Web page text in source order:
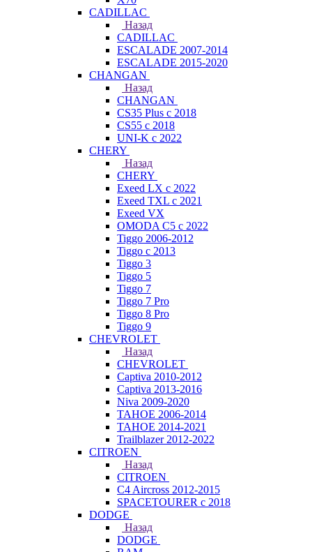
CADILLAC
Назад
CADILLAC
ESCALADE 2007-2014
ESCALADE 2015-2020
CHANGAN
Назад
CHANGAN
CS35 Plus с 2018
CS55 с 2018
UNI-K с 2022
CHERY
Назад
CHERY
Exeed LX с 2022
Exeed TXL с 2021
Exeed VX
OMODA C5 с 2022
Tiggo 2006-2012
Tiggo с 2013
Tiggo 3
Tiggo 5
Tiggo 7
Tiggo 7 Pro
Tiggo 8 Pro
Tiggo 9
CHEVROLET
Назад
CHEVROLET
Captiva 2010-2012
Captiva 2013-2016
Niva 2009-2020
TAHOE 2006-2014
TAHOE 2014-2021
Trailblazer 2012-2022
CITROEN
Назад
CITROEN
C4 Aircross 2012-2015
SPACETOURER с 2018
DODGE
Назад
DODGE